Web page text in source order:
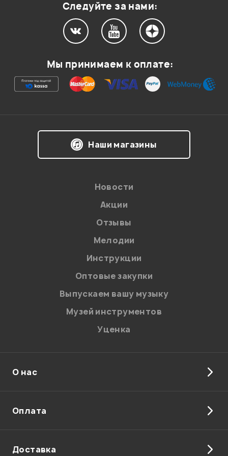
Ваша оценка:
на обработку персональных данных в
Политикой в отношении обработки
персональных данных.
Введите проверочное число:
Отправить
Следуйте за нами:
Мы принимаем к оплате:
Наши магазины
Новости
Акции
Отзывы
Мелодии
Инструкции
Оптовые закупки
Выпускаем вашу музыку
Музей инструментов
Уценка
О нас
Оплата
Доставка